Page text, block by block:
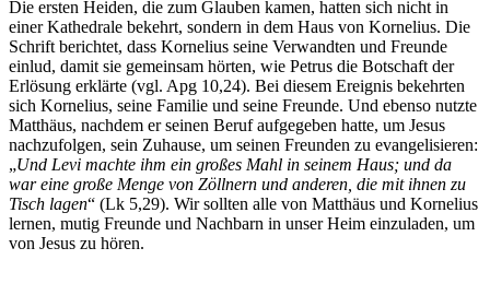
Die ersten Heiden, die zum Glauben kamen, hatten sich nicht in
einer Kathedrale bekehrt, sondern in dem Haus von Kornelius. Die
Schrift berichtet, dass Kornelius seine Verwandten und Freunde
einlud, damit sie gemeinsam hörten, wie Petrus die Botschaft der
Erlösung erklärte (vgl. Apg 10,24). Bei diesem Ereignis bekehrten
sich Kornelius, seine Familie und seine Freunde. Und ebenso nutzte
Matthäus, nachdem er seinen Beruf aufgegeben hatte, um Jesus
nachzufolgen, sein Zuhause, um seinen Freunden zu evangelisieren:
„Und Levi machte ihm ein großes Mahl in seinem Haus; und da
war eine große Menge von Zöllnern und anderen, die mit ihnen zu
Tisch lagen“ (Lk 5,29). Wir sollten alle von Matthäus und Kornelius
lernen, mutig Freunde und Nachbarn in unser Heim einzuladen, um
von Jesus zu hören.